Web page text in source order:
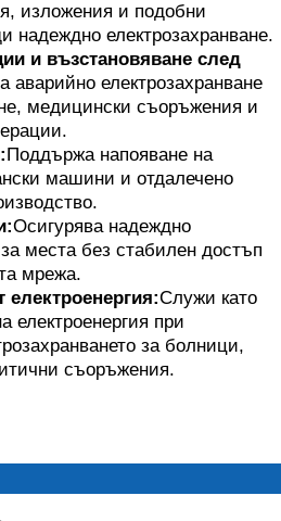
изложения и подобни
надеждно електрозахранване.
и възстановяване след
аварийно електрозахранване
медицински съоръжения и
Поддържа напояване на
машини и отдалечено
Осигурява надеждно
места без стабилен достъп
мрежа.
Служи като
електроенергия при
за болници,
съоръжения.